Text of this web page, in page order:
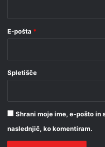
E-pošta *
Spletišče
Shrani moje ime, e-pošto in
naslednjič, ko komentiram.